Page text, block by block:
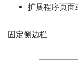
扩展程序页面
固定侧边栏